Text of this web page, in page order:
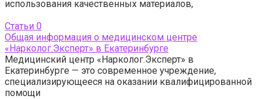
использования качественных материалов,
Статьи 0
Общая информация о медицинском центре
«Нарколог.Эксперт» в Екатеринбурге
Медицинский центр «Нарколог.Эксперт» в
Екатеринбурге — это современное учреждение,
специализирующееся на оказании квалифицированной
помощи